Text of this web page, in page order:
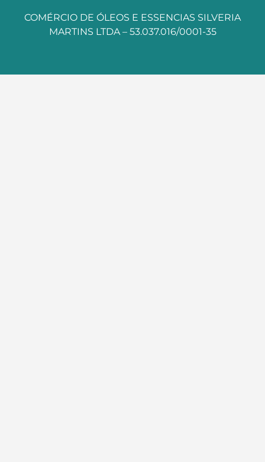
COMÉRCIO DE ÓLEOS E ESSENCIAS SILVERIA
MARTINS LTDA – 53.037.016/0001-35